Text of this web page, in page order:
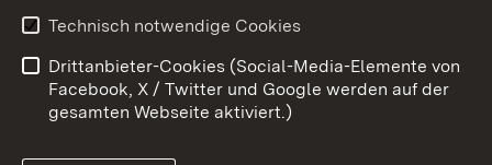
Barrierefreiheit
Impressum Cookies
Technisch notwendige Cookies
Drittanbieter-Cookies (Social-Media-Elemente von
Facebook, X / Twitter und Google werden auf der
gesamten Webseite aktiviert.)